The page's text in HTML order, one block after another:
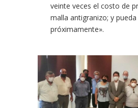
veinte veces el costo de
malla antigranizo; y
próximamente».